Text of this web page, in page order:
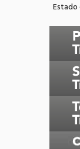
Estado